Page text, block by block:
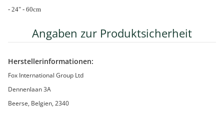
- 24" - 60cm
Angaben zur Produktsicherheit
Herstellerinformationen:
Fox International Group Ltd
Dennenlaan 3A
Beerse, Belgien, 2340